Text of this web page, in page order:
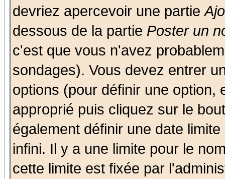
devriez apercevoir une partie
dessous de la partie Poster un
c'est que vous n'avez
sondages). Vous devez entrer
options (pour définir une option,
approprié puis cliquez sur le
également définir une date
infini. Il y a une limite pour le
cette limite est fixée par